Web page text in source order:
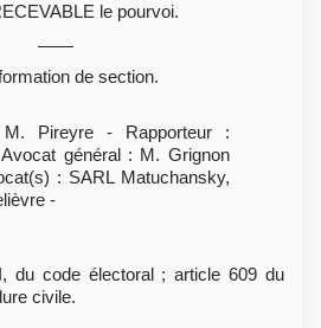
le pourvoi.
de section.
Pireyre - Rapporteur :
général : M. Grignon
: SARL Matuchansky,
-
du code électoral ; article 609 du
civile.